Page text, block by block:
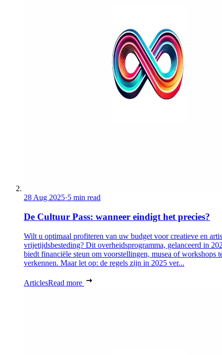
28 Aug 2025·5 min read
De Cultuur Pass: wanneer eindigt het precies?
Wilt u optimaal profiteren van uw budget voor creatieve en
vrijetijdsbesteding? Dit overheidsprogramma, gelanceerd in
biedt financiële steun om voorstellingen, musea of workshops
verkennen. Maar let op: de regels zijn in 2025 ver...
ArticlesRead more